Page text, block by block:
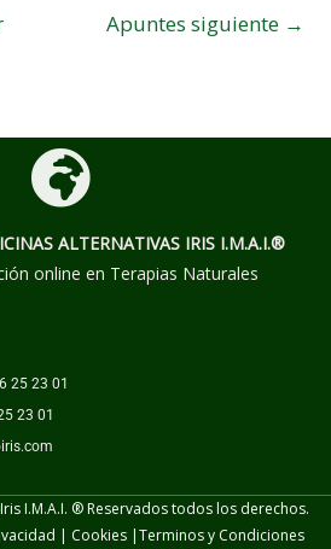
Apuntes siguiente →
ALTERNATIVAS IRIS I.M.A.I.®
online en Terapias Naturales
25 23 01
23 01
I.M.A.I. ® Reservados todos los derechos.
| Cookies |Terminos y Condiciones